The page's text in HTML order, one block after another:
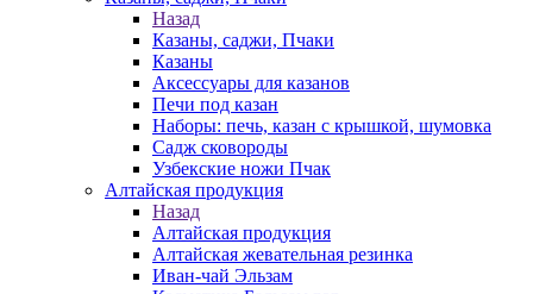
Назад
Казаны, саджи, Пчаки
Казаны
Аксессуары для казанов
Печи под казан
Наборы: печь, казан с крышкой, шумовка
Садж сковороды
Узбекские ножи Пчак
Алтайская продукция
Назад
Алтайская продукция
Алтайская жевательная резинка
Иван-чай Эльзам